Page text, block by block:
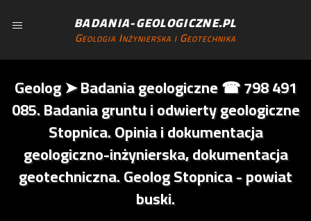
BADANIA-GEOLOGICZNE.PL
Geologia Inżynierska i Geotechnika
Geolog ➤ Badania geologiczne ☎ 798 491
085. Badania gruntu i odwierty geologiczne
Stopnica. Opinia i dokumentacja
geologiczno-inżynierska, dokumentacja
geotechniczna. Geolog Stopnica - powiat
buski.